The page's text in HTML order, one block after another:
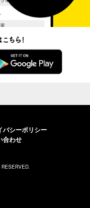
バシーポリシー
合わせ